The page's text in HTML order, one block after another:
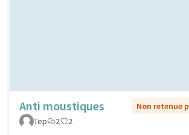
Anti moustiques
Non retenue
Tep
2 2